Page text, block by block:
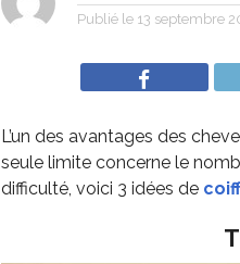
Publié le 13 septembre
L’un des avantages des
seule limite concerne le
difficulté, voici 3 idées de